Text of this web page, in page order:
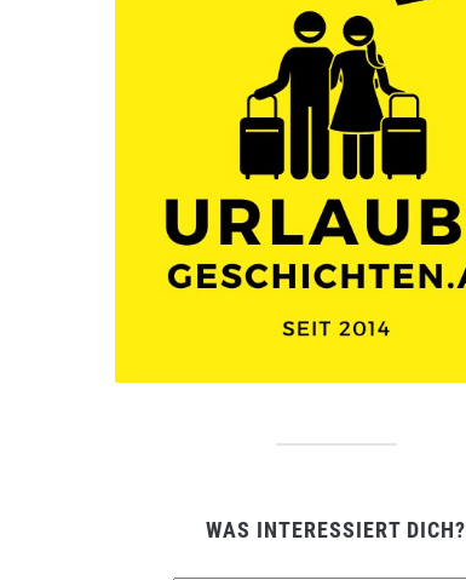
WAS INTERESSIERT DICH?